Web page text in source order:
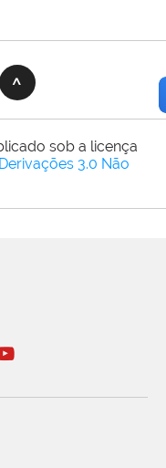
sob a licença
3.0 Não